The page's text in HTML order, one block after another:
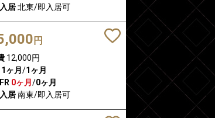
居北東/即入居可
円
12,000円
1ヶ月 /1ヶ月
0ヶ月 /0ヶ月
居南東/即入居可